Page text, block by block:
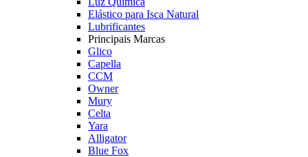
Elástico para Isca Natural
Lubrificantes
Principais Marcas
Glico
Capella
CCM
Owner
Mury
Celta
Yara
Alligator
Blue Fox